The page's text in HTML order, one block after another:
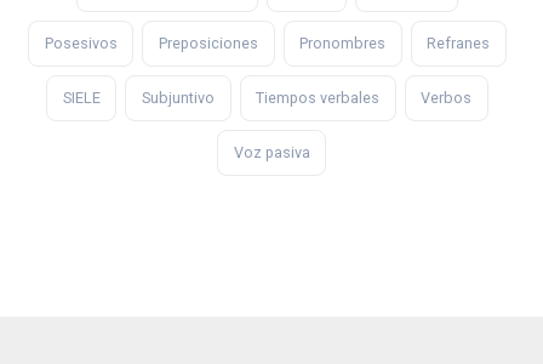
Posesivos Preposiciones Pronombres Refranes
SIELE Subjuntivo Tiempos verbales Verbos
Voz pasiva